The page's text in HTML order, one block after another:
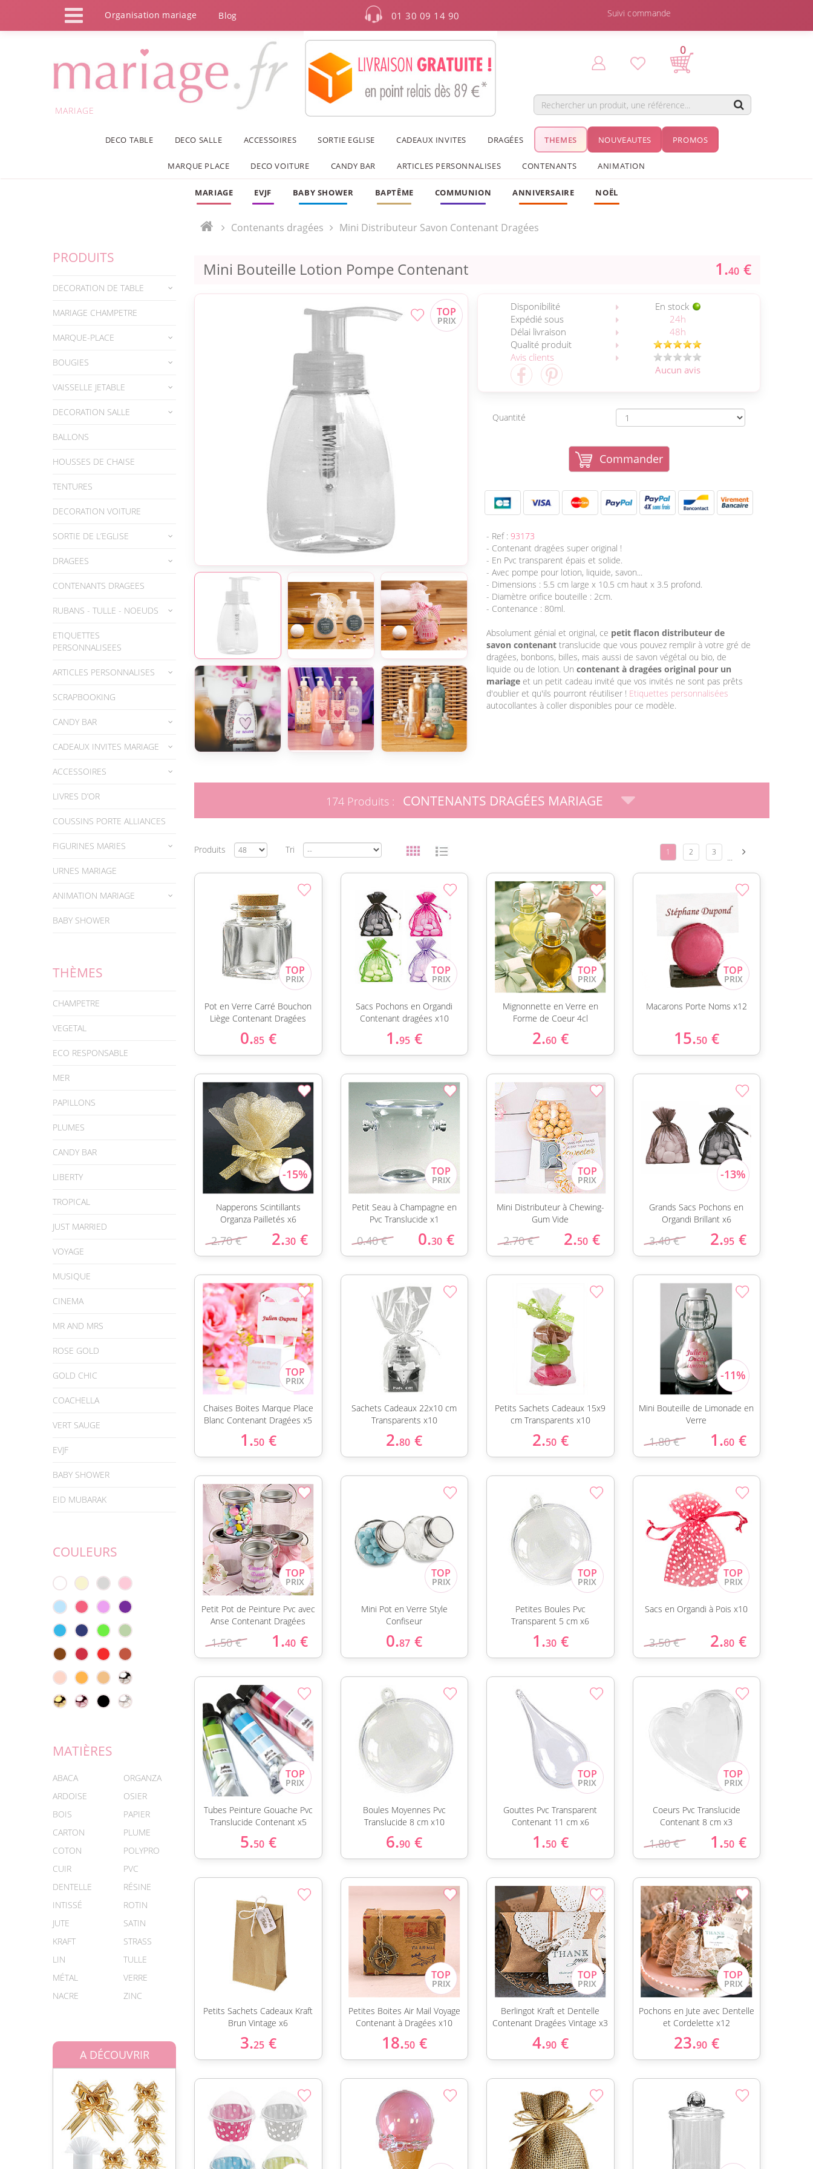
Organisation mariage Blog 01 30 09 14 90 Suivi commande
MARIAGE
0
DECO TABLE DECO SALLE ACCESSOIRES SORTIE EGLISE CADEAUX INVITES DRAGÉES THEMES NOUVEAUTES PROMOS
MARQUE PLACE DECO VOITURE CANDY BAR ARTICLES PERSONNALISES CONTENANTS ANIMATION
MARIAGE EVJF BABY SHOWER BAPTÊME COMMUNION ANNIVERSAIRE NOËL
PRODUITS
DECORATION DE TABLE
MARIAGE CHAMPETRE
MARQUE-PLACE
BOUGIES
VAISSELLE JETABLE
DECORATION SALLE
BALLONS
HOUSSES DE CHAISE
TENTURES
DECORATION VOITURE
SORTIE DE L’EGLISE
DRAGEES
CONTENANTS DRAGEES
RUBANS - TULLE - NOEUDS
ETIQUETTES
PERSONNALISEES
ARTICLES PERSONNALISES
SCRAPBOOKING
CANDY BAR
CADEAUX INVITES MARIAGE
ACCESSOIRES
LIVRES D’OR
COUSSINS PORTE ALLIANCES
FIGURINES MARIES
URNES MARIAGE
ANIMATION MARIAGE
BABY SHOWER
THÈMES
CHAMPETRE
VEGETAL
ECO RESPONSABLE
MER
PAPILLONS
PLUMES
CANDY BAR
LIBERTY
TROPICAL
JUST MARRIED
VOYAGE
MUSIQUE
CINEMA
MR AND MRS
ROSE GOLD
GOLD CHIC
COACHELLA
VERT SAUGE
EVJF
BABY SHOWER
EID MUBARAK
COULEURS
MATIÈRES
ABACA
ARDOISE
BOIS
CARTON
COTON
CUIR
DENTELLE
INTISSÉ
JUTE
KRAFT
LIN
MÉTAL
NACRE
ORGANZA
OSIER
PAPIER
PLUME
POLYPRO
PVC
RÉSINE
ROTIN
SATIN
STRASS
TULLE
VERRE
ZINC
A DÉCOUVRIR
Contenants dragées Mini Distributeur Savon Contenant Dragées
Mini Bouteille Lotion Pompe Contenant 1.40 €
Disponibilité
En stock
Expédié sous
24h
Délai livraison
48h
Qualité produit
Avis clients
Aucun avis
Quantité
Commander
- Ref : 93173
- Contenant dragées super original !
- En Pvc transparent épais et solide.
- Avec pompe pour lotion, liquide, savon...
- Dimensions : 5.5 cm large x 10.5 cm haut x 3.5 profond.
- Diamètre orifice bouteille : 2cm.
- Contenance : 80ml.
Absolument génial et original, ce petit flacon distributeur de
savon contenant translucide que vous pouvez remplir à votre gré de
dragées, bonbons, billes, mais aussi de savon végétal ou bio, de
liquide ou de lotion. Un contenant à dragées original pour un
mariage et un petit cadeau invité que vos invités ne sont pas prêts
d'oublier et qu'ils pourront réutiliser ! Etiquettes personnalisées
autocollantes à coller disponibles pour ce modèle.
174 Produits : CONTENANTS DRAGÉES MARIAGE
Produits Tri 1 2 3 ...
Pot en Verre Carré Bouchon
Liège Contenant Dragées
0.85 €
Sacs Pochons en Organdi
Contenant dragées x10
1.95 €
Mignonnette en Verre en
Forme de Coeur 4cl
2.60 €
Macarons Porte Noms x12
15.50 €
Napperons Scintillants
Organza Pailletés x6
2.70 € 2.30 €
Petit Seau à Champagne en
Pvc Translucide x1
0.40 € 0.30 €
Mini Distributeur à Chewing-
Gum Vide
2.70 € 2.50 €
Grands Sacs Pochons en
Organdi Brillant x6
3.40 € 2.95 €
Chaises Boites Marque Place
Blanc Contenant Dragées x5
1.50 €
Sachets Cadeaux 22x10 cm
Transparents x10
2.80 €
Petits Sachets Cadeaux 15x9
cm Transparents x10
2.50 €
Mini Bouteille de Limonade en
Verre
1.80 € 1.60 €
Petit Pot de Peinture Pvc avec
Anse Contenant Dragées
1.50 € 1.40 €
Mini Pot en Verre Style
Confiseur
0.87 €
Petites Boules Pvc
Transparent 5 cm x6
1.30 €
Sacs en Organdi à Pois x10
3.50 € 2.80 €
Tubes Peinture Gouache Pvc
Translucide Contenant x5
5.50 €
Boules Moyennes Pvc
Translucide 8 cm x10
6.90 €
Gouttes Pvc Transparent
Contenant 11 cm x6
1.50 €
Coeurs Pvc Translucide
Contenant 8 cm x3
1.80 € 1.50 €
Petits Sachets Cadeaux Kraft
Brun Vintage x6
3.25 €
Petites Boites Air Mail Voyage
Contenant à Dragées x10
18.50 €
Berlingot Kraft et Dentelle
Contenant Dragées Vintage x3
4.90 €
Pochons en Jute avec Dentelle
et Cordelette x12
23.90 €
Panneau de gestion des cookies